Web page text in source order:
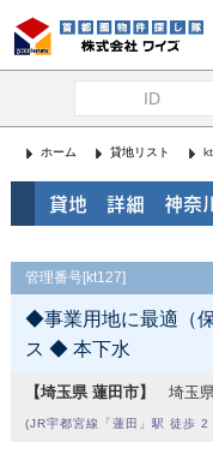
ホーム 貸地リスト
貸地 詳細 神奈
管理番号[kt127]
◆事業用地に最適（
ス ◆ 本下水
【埼玉県 蓮田市】 埼玉
(JR宇都宮線「蓮田」駅 徒歩 2